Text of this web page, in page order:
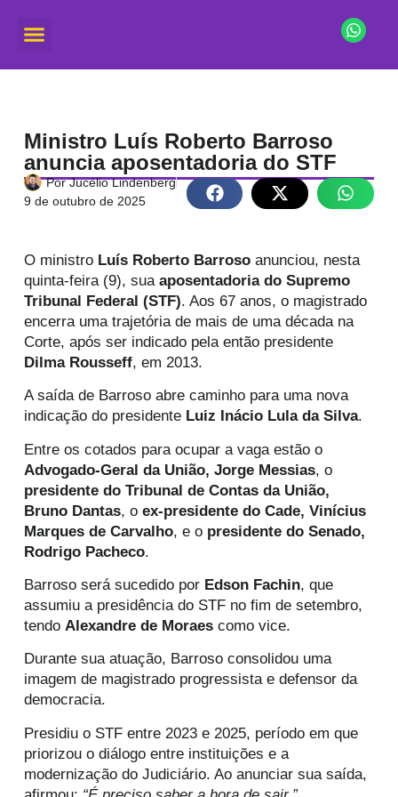
Ministro Luís Roberto Barroso
anuncia aposentadoria do STF
PorJucélio Lindenberg
9 de outubro de 2025
O ministro Luís Roberto Barroso anunciou, nesta
quinta-feira (9), suaaposentadoria do Supremo
Tribunal Federal (STF). Aos 67 anos, o magistrado
encerra uma trajetória de mais de uma década na
Corte, após ser indicado pela então presidente
Dilma Rousseff, em 2013.
A saída de Barroso abre caminho para uma nova
indicação do presidente Luiz Inácio Lula da Silva.
Entre os cotados para ocupar a vaga estão o
Advogado-Geral da União, Jorge Messias, o
presidente do Tribunal de Contas da União,
Bruno Dantas, oex-presidente do Cade, Vinícius
Marques de Carvalho, e o presidente do Senado,
Rodrigo Pacheco.
Barroso será sucedido por Edson Fachin, que
assumiu a presidência do STF no fim de setembro,
tendoAlexandre de Moraes como vice.
Durante sua atuação, Barroso consolidou uma
imagem de magistrado progressista e defensor da
democracia.
Presidiu o STF entre 2023 e 2025, período em que
priorizou o diálogo entre instituições e a
modernização do Judiciário. Ao anunciar sua saída,